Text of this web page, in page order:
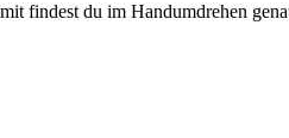
findest du im Handumdrehen